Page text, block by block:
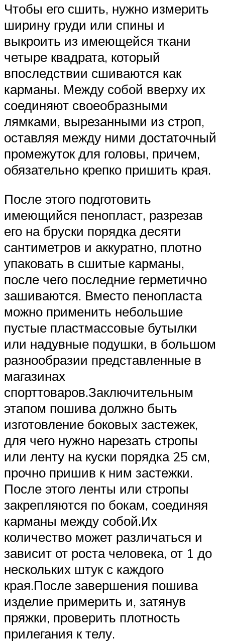
Чтобы его сшить, нужно измерить
ширину груди или спины и
выкроить из имеющейся ткани
четыре квадрата, который
впоследствии сшиваются как
карманы. Между собой вверху их
соединяют своеобразными
лямками, вырезанными из строп,
оставляя между ними достаточный
промежуток для головы, причем,
обязательно крепко пришить края.
После этого подготовить
имеющийся пенопласт, разрезав
его на бруски порядка десяти
сантиметров и аккуратно, плотно
упаковать в сшитые карманы,
после чего последние герметично
зашиваются. Вместо пенопласта
можно применить небольшие
пустые пластмассовые бутылки
или надувные подушки, в большом
разнообразии представленные в
магазинах
спорттоваров.Заключительным
этапом пошива должно быть
изготовление боковых застежек,
для чего нужно нарезать стропы
или ленту на куски порядка 25 см,
прочно пришив к ним застежки.
После этого ленты или стропы
закрепляются по бокам, соединяя
карманы между собой.Их
количество может различаться и
зависит от роста человека, от 1 до
нескольких штук с каждого
края.После завершения пошива
изделие примерить и, затянув
пряжки, проверить плотность
прилегания к телу.